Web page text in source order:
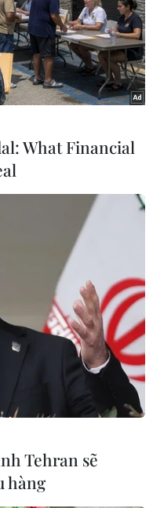
What Financial
Tehran sẽ
hàng